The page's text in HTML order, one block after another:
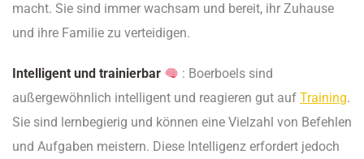
macht. Sie sind immer wachsam und bereit, ihr Zuhause
und ihre Familie zu verteidigen.
Intelligent und trainierbar
: Boerboels sind
außergewöhnlich intelligent und reagieren gut auf Training.
Sie sind lernbegierig und können eine Vielzahl von Befehlen
und Aufgaben meistern. Diese Intelligenz erfordert jedoch